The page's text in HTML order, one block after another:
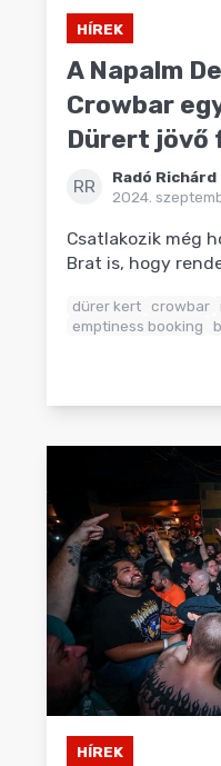
HÍREK
A Napalm
Crowbar
Dürert jövő
RR
Radó Richárd
2024.
Csatlakozik még
Brat is, hogy
dürer kert crowbar
emptiness booking
HÍREK